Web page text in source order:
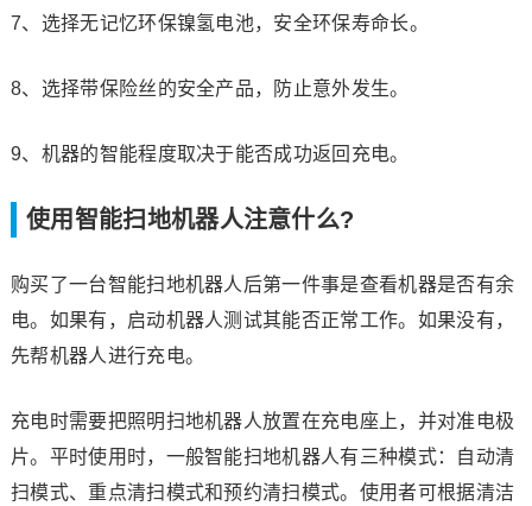
7、选择无记忆环保镍氢电池，安全环保寿命长。
8、选择带保险丝的安全产品，防止意外发生。
9、机器的智能程度取决于能否成功返回充电。
使用智能扫地机器人注意什么?
购买了一台智能扫地机器人后第一件事是查看机器是否有余
电。如果有，启动机器人测试其能否正常工作。如果没有，
先帮机器人进行充电。
充电时需要把照明扫地机器人放置在充电座上，并对准电极
片。平时使用时，一般智能扫地机器人有三种模式：自动清
扫模式、重点清扫模式和预约清扫模式。使用者可根据清洁